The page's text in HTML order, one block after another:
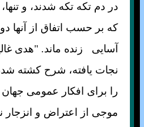
در دم تکه تکه شدند، و
که بر حسب اتفاق از آنها
نجات يافته، شرح کشته
را برای افکار عمومی جهان
موجی از اعتراض و انزجار